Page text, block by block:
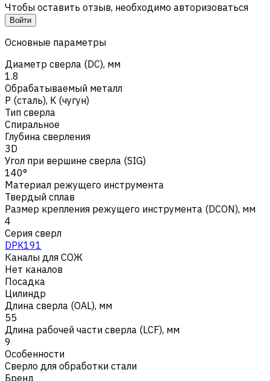
Чтобы оставить отзыв, необходимо авторизоваться
Войти
Основные параметры
Диаметр сверла (DC), мм
1.8
Обрабатываемый металл
Р (сталь), K (чугун)
Тип сверла
Спиральное
Глубина сверления
3D
Угол при вершине сверла (SIG)
140°
Материал режущего инструмента
Твердый сплав
Размер крепления режущего инструмента (DCON), мм
4
Серия сверл
DPK191
Каналы для СОЖ
Нет каналов
Посадка
Цилиндр
Длина сверла (OAL), мм
55
Длина рабочей части сверла (LCF), мм
9
Особенности
Сверло для обработки стали
Бренд